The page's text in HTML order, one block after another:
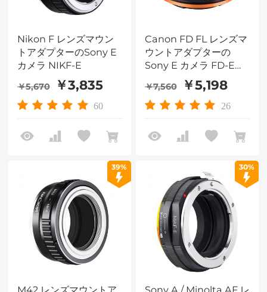
Nikon F レンズマウン
トアダプターのSony E
カメラ NIKF-E
￥5,670 ￥3,835
60
Canon FD FL レンズマ
ウントアダプターの
Sony E カメラ FD-E
￥7,560 ￥5,198
26
39% 30%